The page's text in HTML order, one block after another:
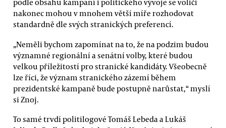
podle obsahu kampaní i politického vývoje se voliči
nakonec mohou v mnohem větší míře rozhodovat
standardně dle svých stranických preferencí.
„Neměli bychom zapomínat na to, že na podzim budou
významné regionální a senátní volby, které budou
velkou příležitostí pro stranické kandidáty. Všeobecně
lze říci, že význam stranického zázemí během
prezidentské kampaně bude postupně narůstat,“ myslí
si Znoj.
To samé trvdí politilogové Tomáš Lebeda a Lukáš